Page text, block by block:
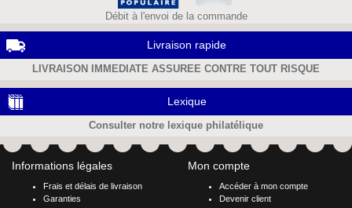
Débit à l'envoi de la commande
Livraison rapide
LIVRAISON IMMEDIATE ASSUREE CONTRE TOUT RISQUE
Lexique
Consulter notre lexique philatélique
Informations légales
Frais et délais de livraison
Garanties
Mon compte
Accéder à mon compte
Devenir client